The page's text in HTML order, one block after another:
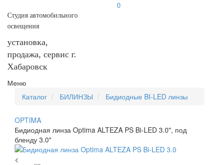
Студия автомобильного
освещения
установка,
продажа, сервис г.
Хабаровск
0
Меню
Каталог
БИЛИНЗЫ Бидиодные BI-LED линзы
OPTIMA
Бидиодная линза Optima ALTEZA PS Bi-LED 3.0", под
бленду 3.0"
<